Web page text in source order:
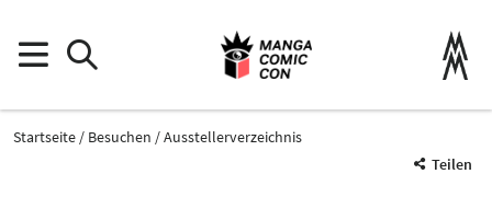
Startseite Besuchen
Ausstellerverzeichnis
Teilen